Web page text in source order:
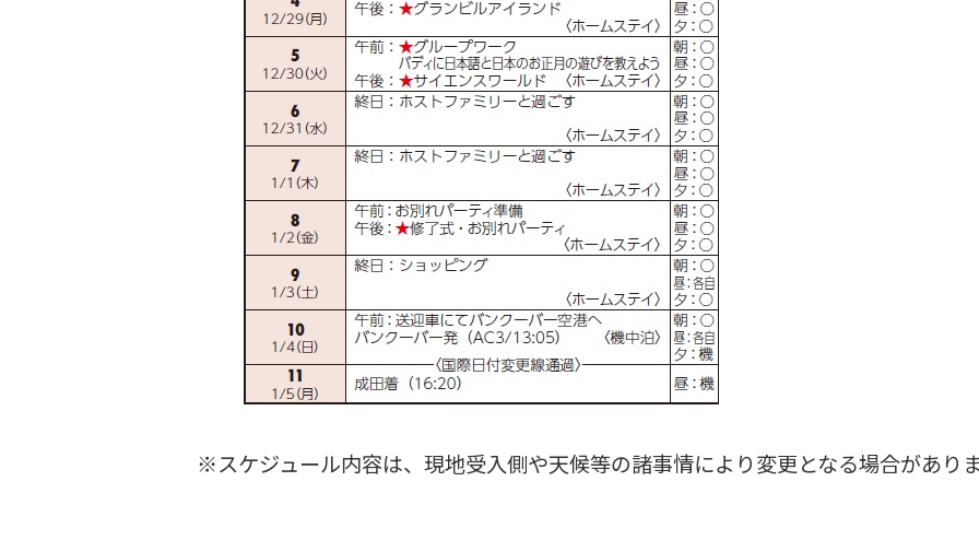
※スケジュール内容は、現地受入側や天候等の諸事情により変更となる場合があり